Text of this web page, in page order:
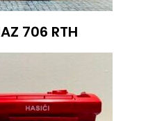
706 RTH